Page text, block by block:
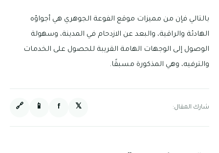
بالتالي فإن من مميزات موقع الفوعة الجوهري هي أجواؤه
الهادئة والراقية، والبعد عن الازدحام في المدينة، وسهولة
الوصول إلى الوجهات الهامة القريبة للحصول على الخدمات
والترفيه، وهي المذكورة مسبقًا.
شارك المقال: 𝕏
f
📱
🔗